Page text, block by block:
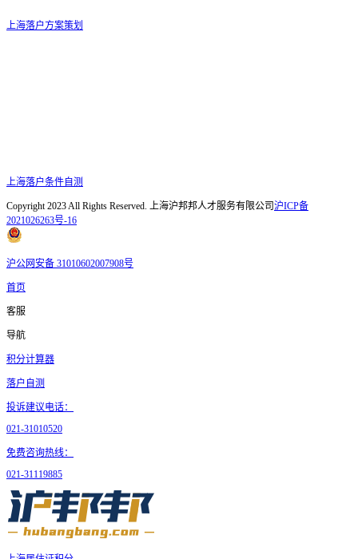
上海落户方案策划
上海落户条件自测
Copyright 2023 All Rights Reserved. 上海沪邦邦人才服务有限公司 沪ICP备
2021026263号-16
沪公网安备 31010602007908号
首页
客服
导航
积分计算器
落户自测
投诉建议电话：
021-31010520
免费咨询热线：
021-31119885